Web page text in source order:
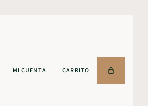
MI CUENTA CARRITO